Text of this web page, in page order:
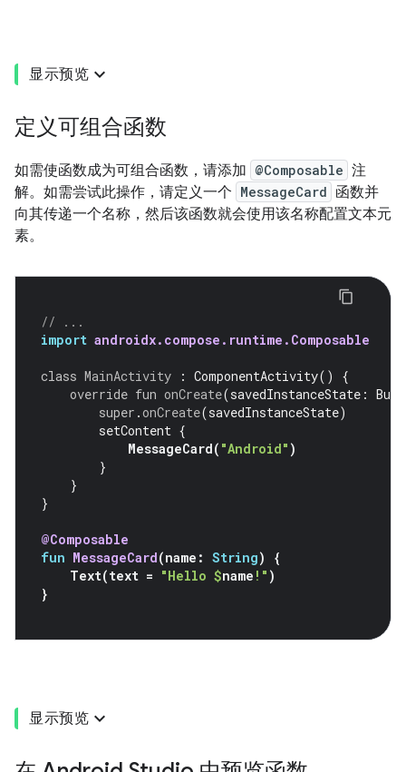
显示预览
定义可组合函数
如需使函数成为可组合函数，请添加 @Composable 注
解。如需尝试此操作，请定义一个 MessageCard 函数并
向其传递一个名称，然后该函数就会使用该名称配置文本元
素。
// ...
import androidx.compose.runtime.Composable
class MainActivity : ComponentActivity()
{
override fun onCreate(savedInstanceState :
super .onCreate(savedInstanceState)
setContent {
MessageCard( "Android" )
}
}
}
@Composable
fun MessageCard(name : String)
{
Text(text = "Hello $name !" )
}
显示预览